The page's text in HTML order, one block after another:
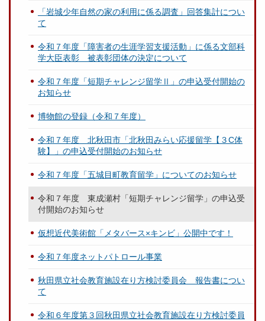
「岩城少年自然の家の利用に係る調査」回答集計につい
て
令和７年度「障害者の生涯学習支援活動」に係る文部科
学大臣表彰 被表彰団体の決定について
令和７年度「短期チャレンジ留学Ⅱ」の申込受付開始の
お知らせ
博物館の登録（令和７年度）
令和７年度 北秋田市「北秋田みらい応援留学【３C体
験】」の申込受付開始のお知らせ
令和７年度「五城目町教育留学」についてのお知らせ
令和７年度 東成瀬村「短期チャレンジ留学」の申込受
付開始のお知らせ
仮想近代美術館「メタバース×キンビ」公開中です！
令和７年度ネットパトロール事業
秋田県立社会教育施設在り方検討委員会 報告書につい
て
令和６年度第３回秋田県立社会教育施設在り方検討委員